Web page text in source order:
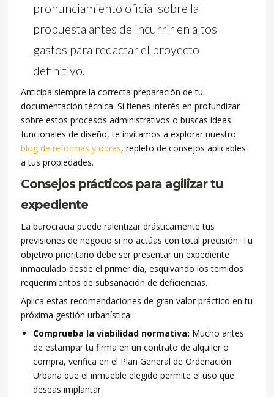
pronunciamiento oficial sobre la
propuesta antes de incurrir en altos
gastos para redactar el proyecto
definitivo.
Anticipa siempre la correcta preparación de tu
documentación técnica. Si tienes interés en profundizar
sobre estos procesos administrativos o buscas ideas
funcionales de diseño, te invitamos a explorar nuestro
blog de reformas y obras, repleto de consejos aplicables
a tus propiedades.
Consejos prácticos para agilizar tu
expediente
La burocracia puede ralentizar drásticamente tus
previsiones de negocio si no actúas con total precisión. Tu
objetivo prioritario debe ser presentar un expediente
inmaculado desde el primer día, esquivando los temidos
requerimientos de subsanación de deficiencias.
Aplica estas recomendaciones de gran valor práctico en tu
próxima gestión urbanística:
Comprueba la viabilidad normativa: Mucho antes
de estampar tu firma en un contrato de alquiler o
compra, verifica en el Plan General de Ordenación
Urbana que el inmueble elegido permite el uso que
deseas implantar.